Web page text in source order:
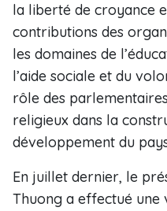
la liberté de croyance
contributions des
les domaines de
l’aide sociale et du
rôle des
religieux dans la
développement du
En juillet dernier, le
Thuong a effectué une